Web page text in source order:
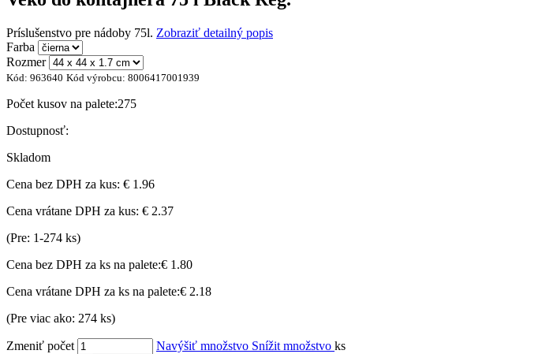
Príslušenstvo pre nádoby 75l. Zobraziť detailný popis
Farba
Rozmer
Kód: 963640 Kód výrobcu: 8006417001939
Počet kusov na palete:275
Dostupnosť:
Skladom
Cena bez DPH za kus: € 1.96
Cena vrátane DPH za kus: € 2.37
(Pre: 1-274 ks)
Cena bez DPH za ks na palete:€ 1.80
Cena vrátane DPH za ks na palete:€ 2.18
(Pre viac ako: 274 ks)
Zmeniť počet Navýšiť množstvo Snížit množstvo ks